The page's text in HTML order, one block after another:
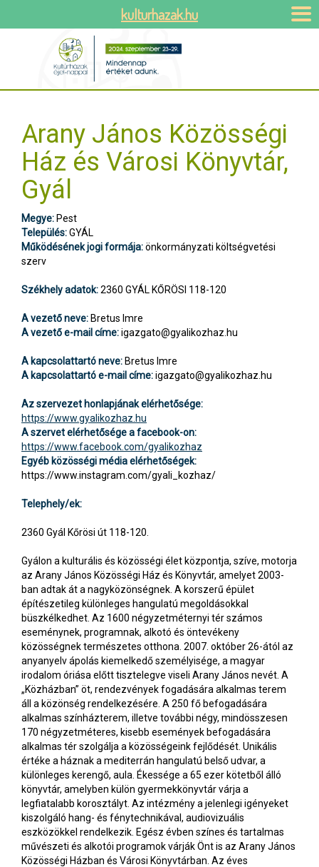
Arany János Közösségi
Ház és Városi Könyvtár,
Gyál
Megye: Pest
Település:GYÁL
Működésének jogi formája:önkormányzati költségvetési
szerv
Székhely adatok:2360 GYÁL KŐRÖSI 118-120
A vezető neve: Bretus Imre
A vezető e-mail címe:igazgato@gyalikozhaz.hu
A kapcsolattartó neve: Bretus Imre
A kapcsolattartó e-mail címe:igazgato@gyalikozhaz.hu
Az szervezet honlapjának elérhetősége:
https://www.gyalikozhaz.hu
A szervet elérhetősége a facebook-on:
https://www.facebook.com/gyalikozhaz
Egyéb közösségi média elérhetőségek:
https://www.instagram.com/gyali_kozhaz/
Telephely/ek:
2360 Gyál Kőrösi út 118-120.
Gyálon a kulturális és közösségi élet központja, szíve, motorja
az Arany János Közösségi Ház és Könyvtár, amelyet 2003-
ban adtak át a nagyközönségnek. A korszerű épület
építészetileg különleges hangulatú megoldásokkal
büszkélkedhet. Az 1600 négyzetméternyi tér számos
eseménynek, programnak, alkotó és öntevékeny
közösségnek természetes otthona. 2007. október 26-ától az
anyanyelv ápolás kiemelkedő személyisége, a magyar
irodalom óriása előtt tisztelegve viseli Arany János nevét. A
„Közházban” öt, rendezvények fogadására alkalmas terem
áll a közönség rendelkezésére. A 250 fő befogadására
alkalmas színházterem, illetve további négy, mindösszesen
170 négyzetméteres, kisebb események befogadására
alkalmas tér szolgálja a közösségeink fejlődését. Unikális
értéke a háznak a mediterrán hangulatú belső udvar, a
különleges kerengő, aula. Ékessége a 65 ezer kötetből álló
könyvtár, amelyben külön gyermekkönyvtár várja a
legfiatalabb korosztályt. Az intézmény a jelenlegi igényeket
kiszolgáló hang- és fénytechnikával, audiovizuális
eszközökkel rendelkezik. Egész évben színes és tartalmas
művészeti és alkotói programok várják Önt is az Arany János
Közösségi Házban és Városi Könyvtárban. Az éves
kulturhazak.hu